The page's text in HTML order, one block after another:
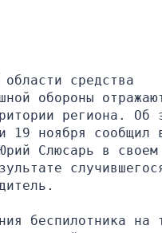
средства
обороны
региона. Об
19 ноября сообщил
Слюсарь в
беспилотника на